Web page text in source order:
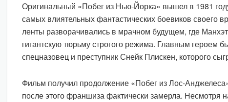
Оригинальный «Побег из Нью-Йорка» вышел в 1981
самых влиятельных фантастических боевиков своего
ленты разворачивались в мрачном будущем, где
гигантскую тюрьму строгого режима. Главным героем
спецназовец и преступник Снейк Плискен, которого
Фильм получил продолжение «Побег из Лос-
после этого франшиза фактически замерла. Несмотря